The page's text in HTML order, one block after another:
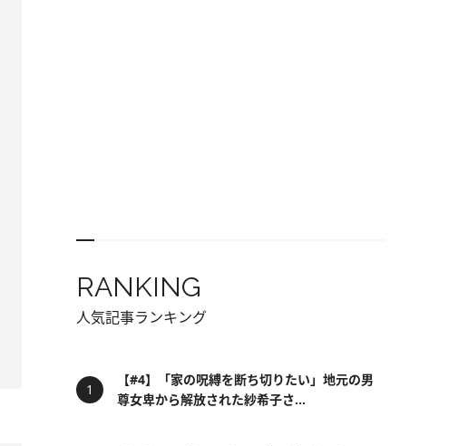
RANKING
人気記事ランキング
【#4】「家の呪縛を断ち切りたい」地元の男
尊女卑から解放された紗希子さ...